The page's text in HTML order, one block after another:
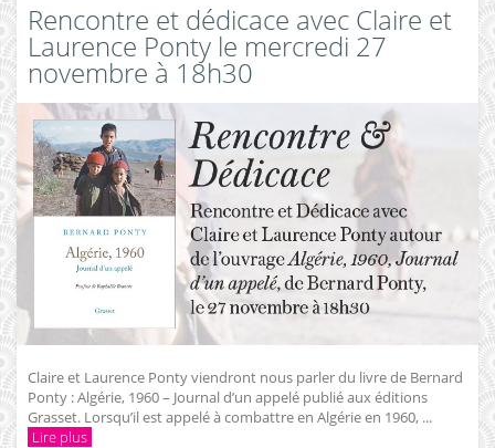
Rencontre et dédicace avec Claire et
Laurence Ponty le mercredi 27
novembre à 18h30
Claire et Laurence Ponty viendront nous parler du livre de Bernard
Ponty : Algérie, 1960 – Journal d’un appelé publié aux éditions
Grasset. Lorsqu’il est appelé à combattre en Algérie en 1960, ...
Lire plus